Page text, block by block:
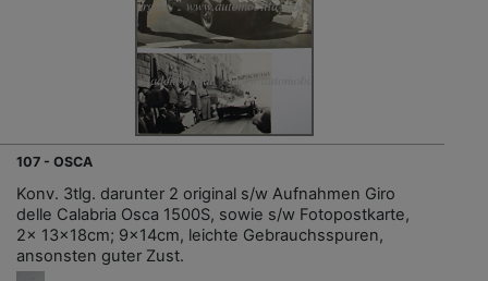
107 - OSCA
Konv. 3tlg. darunter 2 original s/w Aufnahmen Giro
delle Calabria Osca 1500S, sowie s/w Fotopostkarte,
2x 13x18cm; 9x14cm, leichte Gebrauchsspuren,
ansonsten guter Zust.